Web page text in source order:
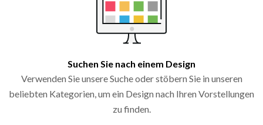
Suchen Sie nach einem Design
Verwenden Sie unsere Suche oder stöbern Sie in unseren
beliebten Kategorien, um ein Design nach Ihren Vorstellungen
zu finden.